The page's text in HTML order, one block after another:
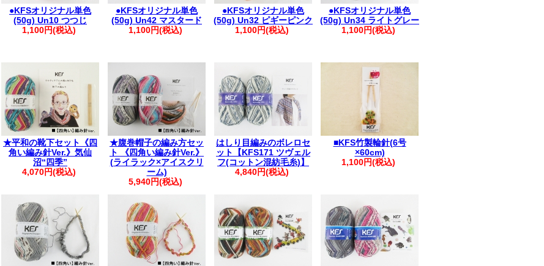
●KFSオリジナル単色
(50g) Un10 つつじ
1,100円(税込)
●KFSオリジナル単色
(50g) Un42 マスタード
1,100円(税込)
●KFSオリジナル単色
(50g) Un32 ピギーピンク
1,100円(税込)
●KFSオリジナル単色
(50g) Un34 ライトグレー
1,100円(税込)
★平和の靴下セット《四
角い編み針Ver.》気仙
沼“四季”
4,070円(税込)
★腹巻帽子の編み方セッ
ト 《四角い編み針Ver.》
(ライラック×アイスクリ
ーム)
5,940円(税込)
はしり目編みのボレロセ
ット【KFS171 ツヴェル
フ(コットン混紡毛糸)】
4,840円(税込)
■KFS竹製輪針(6号
×60cm)
1,100円(税込)